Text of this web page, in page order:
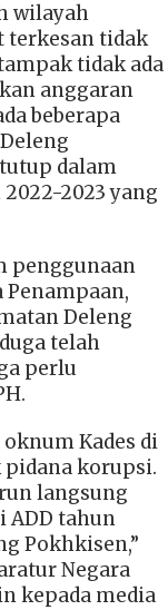
wilayah
terkesan tidak
tidak ada
anggaran
beberapa
dalam
2023 yang
penggunaan
Penampaan,
Deleng
telah
perlu
Kades di
korupsi.
langsung
ADD tahun
Pokhkisen,”
Negara
kepada media